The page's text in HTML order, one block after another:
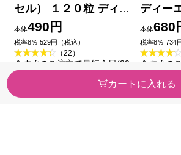
カートに入れる
セル） １２０粒 ディー
エイチシー
本体490円
税率8％ 529円（税込）
（22）
今すぐのご注文で最短今日(20
ディー
本体680
税率8％ 734
今すぐの